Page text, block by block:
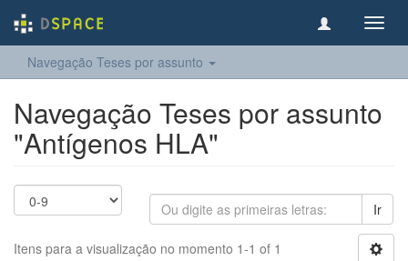
Navegação Teses por assunto
Navegação Teses por assunto
"Antígenos HLA"
Ir
Itens para a visualização no momento 1-1 of 1